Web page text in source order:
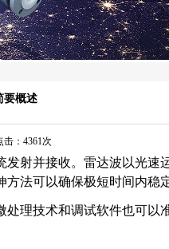
要概述
击：4361次
射并接收。雷达波以光速
法可以确保极短时间内稳
理技术和调试软件也可以